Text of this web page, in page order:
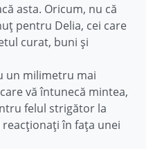
asta. Oricum, nu că
pentru Delia, cei care
curat, buni și
un milimetru mai
vă întunecă mintea,
felul strigător la
reacționați în fața unei